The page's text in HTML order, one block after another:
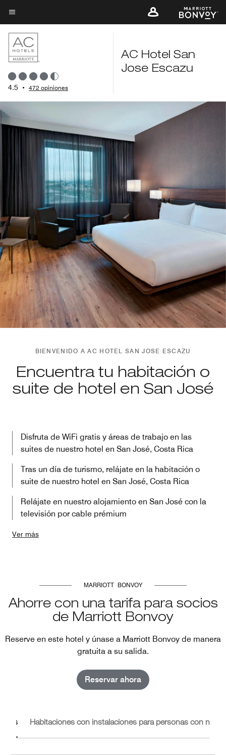
Skip
to
main
content
Texto del menú
4.5 • 472 opiniones
AC Hotel San
Jose Escazu
BIENVENIDO A AC HOTEL SAN JOSE ESCAZU
Encuentra tu habitación o
suite de hotel en San José
Disfruta de WiFi gratis y áreas de trabajo en las
suites de nuestro hotel en San José, Costa Rica
Tras un día de turismo, relájate en la habitación o
suite de nuestro hotel en San José, Costa Rica
Relájate en nuestro alojamiento en San José con la
televisión por cable prémium
Ver más
MARRIOTT BONVOY
Ahorre con una tarifa para socios
de Marriott Bonvoy
Reserve en este hotel y únase a Marriott Bonvoy de manera
gratuita a su salida.
Reservar ahora
Habitaciones con instalaciones para personas con